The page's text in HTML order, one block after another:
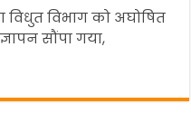
विधुत विभाग को अघोषित
सौंपा गया,